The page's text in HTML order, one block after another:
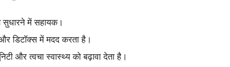
में सहायक।
डिटॉक्स में मदद करता है।
और त्वचा स्वास्थ्य को बढ़ावा देता है।